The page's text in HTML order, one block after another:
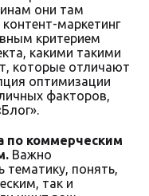
они там
маркетинг
критерием
какими такими
которые отличают
оптимизации
факторов,
по коммерческим
Важно
понять,
так и